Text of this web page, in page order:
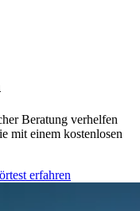
Beratung verhelfen
mit einem kostenlosen
erfahren